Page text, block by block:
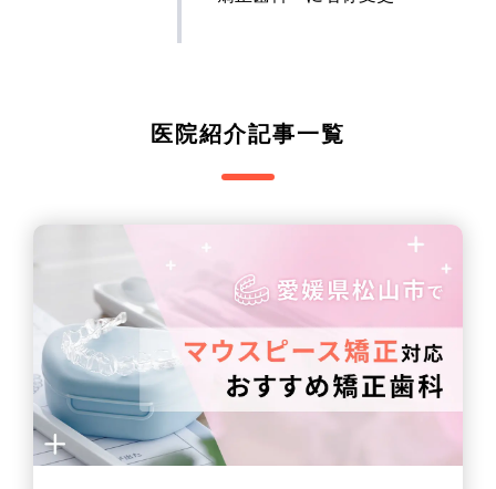
医院紹介記事一覧